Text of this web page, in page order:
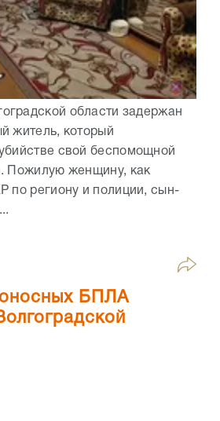
области задержан
житель, который
свой беспомощной
Пожилую женщину, как
по региону и полиции, сын-
БПЛА